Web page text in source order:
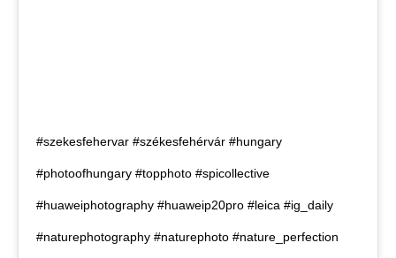
#szekesfehervar #székesfehérvár #hungary
#photoofhungary #topphoto #spicollective
#huaweiphotography #huaweip20pro #leica #ig_daily
#naturephotography #naturephoto #nature_perfection